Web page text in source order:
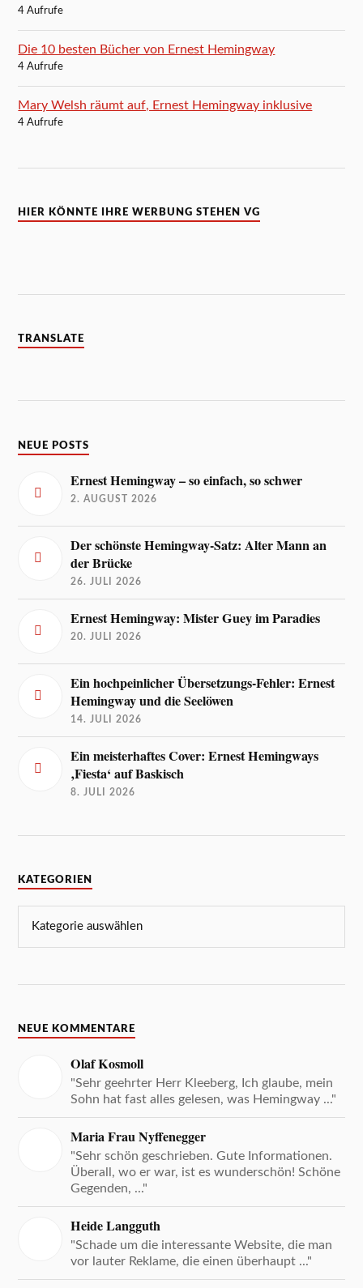
4 Aufrufe
Die 10 besten Bücher von Ernest Hemingway
4 Aufrufe
Mary Welsh räumt auf, Ernest Hemingway inklusive
4 Aufrufe
HIER KÖNNTE IHRE WERBUNG STEHEN VG
TRANSLATE
NEUE POSTS
Ernest Hemingway – so einfach, so schwer
2. AUGUST 2026
Der schönste Hemingway-Satz: Alter Mann an
der Brücke
26. JULI 2026
Ernest Hemingway: Mister Guey im Paradies
20. JULI 2026
Ein hochpeinlicher Übersetzungs-Fehler: Ernest
Hemingway und die Seelöwen
14. JULI 2026
Ein meisterhaftes Cover: Ernest Hemingways
‚Fiesta‘ auf Baskisch
8. JULI 2026
KATEGORIEN
NEUE KOMMENTARE
Olaf Kosmoll
"Sehr geehrter Herr Kleeberg, Ich glaube, mein
Sohn hat fast alles gelesen, was Hemingway ..."
Maria Frau Nyffenegger
"Sehr schön geschrieben. Gute Informationen.
Überall, wo er war, ist es wunderschön! Schöne
Gegenden, ..."
Heide Langguth
"Schade um die interessante Website, die man
vor lauter Reklame, die einen überhaupt ..."